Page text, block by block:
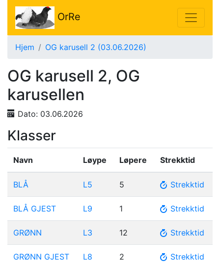
OrRe
Hjem OG karusell 2 (03.06.2026)
OG karusell 2, OG
karusellen
Dato: 03.06.2026
Klasser
Navn Løype Løpere Strekktid
BLÅ L5 5 Strekktid
BLÅ GJEST L9 1 Strekktid
GRØNN L3 12 Strekktid
GRØNN GJEST L8 2 Strekktid